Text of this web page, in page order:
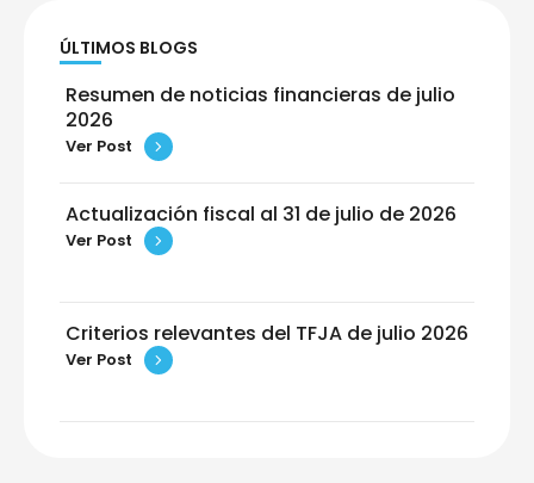
ÚLTIMOS BLOGS
Resumen de noticias financieras de julio
2026
Ver Post
Actualización fiscal al 31 de julio de 2026
Ver Post
Criterios relevantes del TFJA de julio 2026
Ver Post